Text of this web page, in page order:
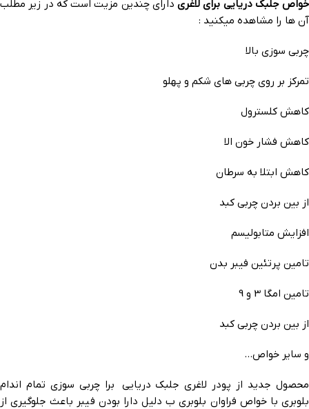
خواص جلبک دریایی برای لاغری دارای چندین مزیت است که در زیر مطلب
آن ها را مشاهده میکنید :
چربی سوزی بالا
تمرکز بر روی چربی های شکم و پهلو
کاهش کلسترول
کاهش فشار خون الا
کاهش ابتلا به سرطان
از بین بردن چربی کبد
افزایش متابولیسم
تامین پرتئین فیبر بدن
تامین امگا 3 و 9
از بین بردن چربی کبد
و سایر خواص…
محصول جدید از پودر لاغری جلبک دریایی برا چربی سوزی تمام اندام
بلوبری با خواص فراوان بلوبری ب دلیل دارا بودن فیبر باعث جلوگیری از